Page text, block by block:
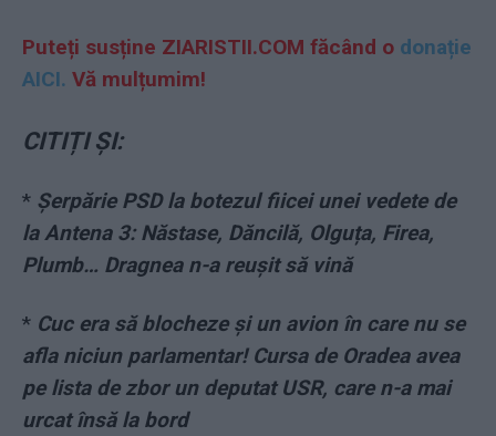
Puteți susține ZIARISTII.COM făcând o donație
AICI. Vă mulțumim!
CITIȚI ȘI:
* Șerpărie PSD la botezul fiicei unei vedete de
la Antena 3: Năstase, Dăncilă, Olguța, Firea,
Plumb… Dragnea n-a reușit să vină
* Cuc era să blocheze și un avion în care nu se
afla niciun parlamentar! Cursa de Oradea avea
pe lista de zbor un deputat USR, care n-a mai
urcat însă la bord